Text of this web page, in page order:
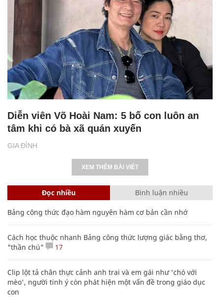
GIA ĐÌNH
Diễn viên Võ Hoài Nam: 5 bố con luôn an
tâm khi có bà xã quán xuyến
XEM THÊM BÀI VIẾT
Đọc nhiều Bình luận nhiều
Bảng công thức đạo hàm nguyên hàm cơ bản cần nhớ
Cách học thuộc nhanh Bảng công thức lượng giác bằng thơ,
"thần chú"
17
Clip lột tả chân thực cảnh anh trai và em gái như 'chó với
mèo', người tinh ý còn phát hiện một vấn đề trong giáo dục
con